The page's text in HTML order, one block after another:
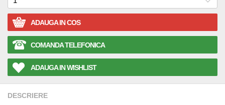
ADAUGA IN COS
COMANDA TELEFONICA
ADAUGA IN WISHLIST
DESCRIERE